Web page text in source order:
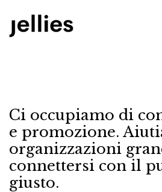
Ci occupiamo di
e promozione.
organizzazioni
connettersi con il
giusto.